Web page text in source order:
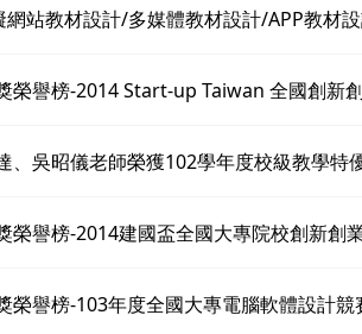
網站教材設計/多媒體教材設計/APP教材
榮譽榜-2014 Start-up Taiwan 全國創新
、吳昭儀老師榮獲102學年度校級教學特
榮譽榜-2014建國盃全國大專院校創新創
榮譽榜-103年度全國大專電腦軟體設計競